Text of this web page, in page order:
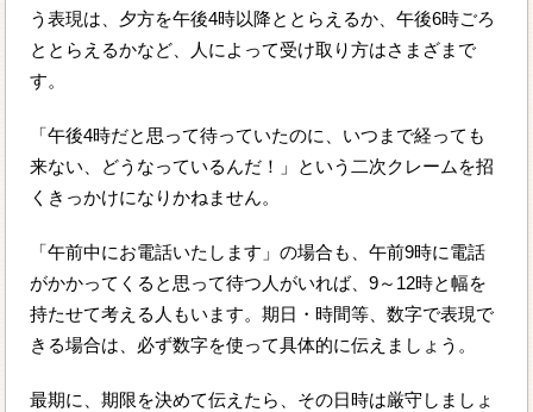
う表現は、夕方を午後4時以降ととらえるか、午後6時ごろ
ととらえるかなど、人によって受け取り方はさまざまで
す。
「午後4時だと思って待っていたのに、いつまで経っても
来ない、どうなっているんだ！」という二次クレームを招
くきっかけになりかねません。
「午前中にお電話いたします」の場合も、午前9時に電話
がかかってくると思って待つ人がいれば、9～12時と幅を
持たせて考える人もいます。期日・時間等、数字で表現で
きる場合は、必ず数字を使って具体的に伝えましょう。
最期に、期限を決めて伝えたら、その日時は厳守しましょ